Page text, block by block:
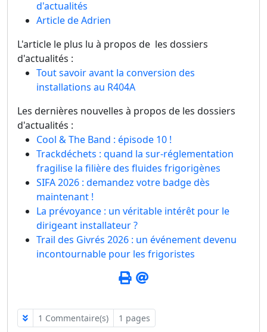
d'actualités
Article de Adrien
L'article le plus lu à propos de les dossiers
d'actualités :
Tout savoir avant la conversion des
installations au R404A
Les dernières nouvelles à propos de les dossiers
d'actualités :
Cool & The Band : épisode 10 !
Trackdéchets : quand la sur-réglementation
fragilise la filière des fluides frigorigènes
SIFA 2026 : demandez votre badge dès
maintenant !
La prévoyance : un véritable intérêt pour le
dirigeant installateur ?
Trail des Givrés 2026 : un événement devenu
incontournable pour les frigoristes
1 Commentaire(s) 1 pages